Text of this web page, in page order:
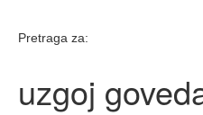
Pretraga za:
uzgoj